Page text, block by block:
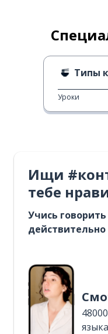
Типы
Уроки
Ищи
тебе
Учись
действительно
языка